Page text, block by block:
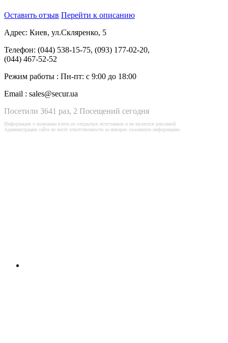
Оставить отзыв Перейти к описанию
Адрес: Киев, ул.Скляренко, 5
Телефон: (044) 538-15-75, (093) 177-02-20,
(044) 467-52-52
Режим работы : Пн-пт: с 9:00 до 18:00
Email : sales@secur.ua
Посетили 3641 раз, 2 Посещений сегодня
Информация о компании взята из открытых источников и не является рекламой.
Администрация сайта не несёт ответственности за неверно указанную информацию.